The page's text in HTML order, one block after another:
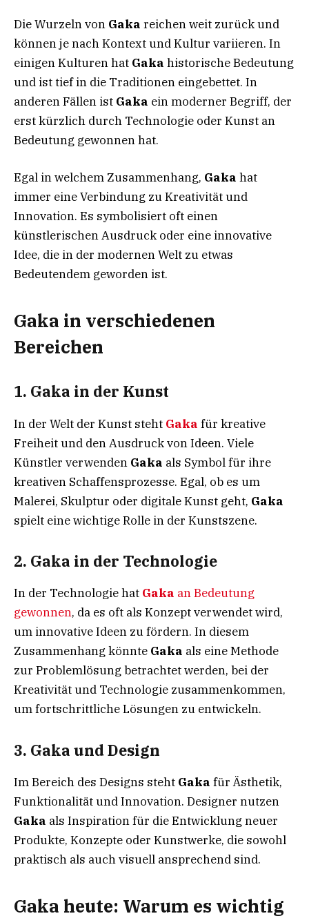
Die Wurzeln von Gaka reichen weit zurück und
können je nach Kontext und Kultur variieren. In
einigen Kulturen hat Gaka historische Bedeutung
und ist tief in die Traditionen eingebettet. In
anderen Fällen ist Gaka ein moderner Begriff, der
erst kürzlich durch Technologie oder Kunst an
Bedeutung gewonnen hat.
Egal in welchem Zusammenhang, Gaka hat
immer eine Verbindung zu Kreativität und
Innovation. Es symbolisiert oft einen
künstlerischen Ausdruck oder eine innovative
Idee, die in der modernen Welt zu etwas
Bedeutendem geworden ist.
Gaka in verschiedenen
Bereichen
1. Gaka in der Kunst
In der Welt der Kunst steht Gaka für kreative
Freiheit und den Ausdruck von Ideen. Viele
Künstler verwenden Gaka als Symbol für ihre
kreativen Schaffensprozesse. Egal, ob es um
Malerei, Skulptur oder digitale Kunst geht, Gaka
spielt eine wichtige Rolle in der Kunstszene.
2. Gaka in der Technologie
In der Technologie hat Gaka an Bedeutung
gewonnen, da es oft als Konzept verwendet wird,
um innovative Ideen zu fördern. In diesem
Zusammenhang könnte Gaka als eine Methode
zur Problemlösung betrachtet werden, bei der
Kreativität und Technologie zusammenkommen,
um fortschrittliche Lösungen zu entwickeln.
3. Gaka und Design
Im Bereich des Designs steht Gaka für Ästhetik,
Funktionalität und Innovation. Designer nutzen
Gaka als Inspiration für die Entwicklung neuer
Produkte, Konzepte oder Kunstwerke, die sowohl
praktisch als auch visuell ansprechend sind.
Gaka heute: Warum es wichtig